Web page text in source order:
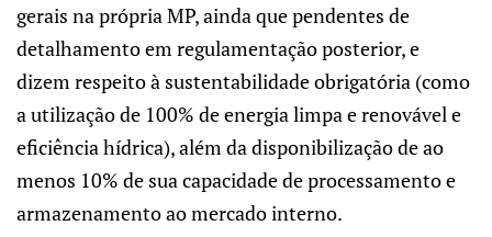
gerais na própria MP, ainda que pendentes de
detalhamento em regulamentação posterior, e
dizem respeito à sustentabilidade obrigatória (como
a utilização de 100% de energia limpa e renovável e
eficiência hídrica), além da disponibilização de ao
menos 10% de sua capacidade de processamento e
armazenamento ao mercado interno.